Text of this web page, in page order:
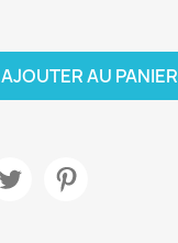
AJOUTER AU PANIER